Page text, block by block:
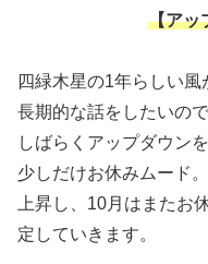
【アッ
四緑木星の1年らしい
長期的な話をしたいの
しばらくアップダウン
少しだけお休みムード
上昇し、10月はまたお
定していきます。